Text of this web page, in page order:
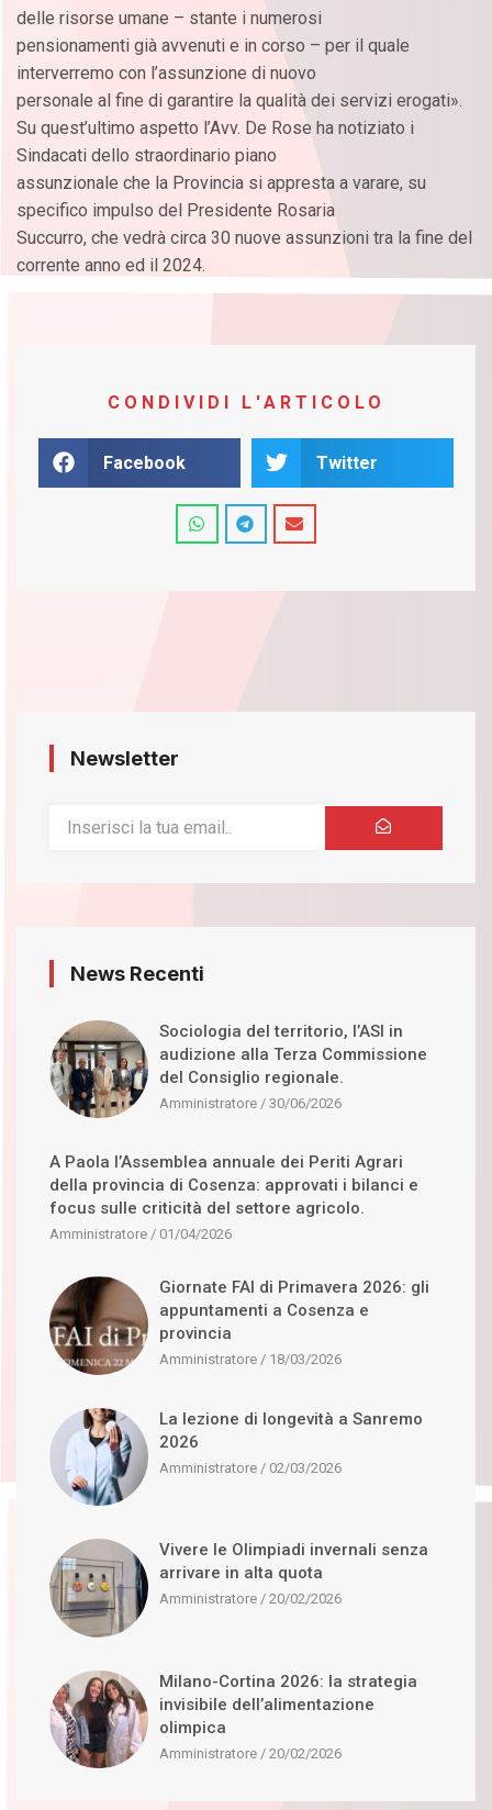
delle risorse umane – stante i numerosi
pensionamenti già avvenuti e in corso – per il quale
interverremo con l’assunzione di nuovo
personale al fine di garantire la qualità dei servizi erogati».
Su quest’ultimo aspetto l’Avv. De Rose ha notiziato i
Sindacati dello straordinario piano
assunzionale che la Provincia si appresta a varare, su
specifico impulso del Presidente Rosaria
Succurro, che vedrà circa 30 nuove assunzioni tra la fine del
corrente anno ed il 2024.
CONDIVIDI L'ARTICOLO
Facebook Twitter
Newsletter
News Recenti
Sociologia del territorio, l’ASI in
audizione alla Terza Commissione
del Consiglio regionale.
Amministratore 30/06/2026
A Paola l’Assemblea annuale dei Periti Agrari
della provincia di Cosenza: approvati i bilanci e
focus sulle criticità del settore agricolo.
Amministratore 01/04/2026
Giornate FAI di Primavera 2026: gli
appuntamenti a Cosenza e
provincia
Amministratore 18/03/2026
La lezione di longevità a Sanremo
2026
Amministratore 02/03/2026
Vivere le Olimpiadi invernali senza
arrivare in alta quota
Amministratore 20/02/2026
Milano-Cortina 2026: la strategia
invisibile dell’alimentazione
olimpica
Amministratore 20/02/2026